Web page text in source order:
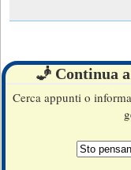
🧞 Continua
Cerca appunti o